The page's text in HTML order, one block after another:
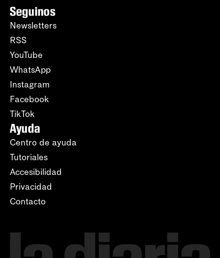
Seguinos
Newsletters
RSS
YouTube
WhatsApp
Instagram
Facebook
TikTok
Ayuda
Centro de ayuda
Tutoriales
Accesibilidad
Privacidad
Contacto